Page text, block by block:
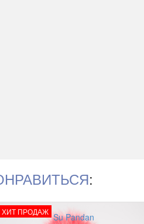
:
ХИТ ПРОДАЖ Su Pandan